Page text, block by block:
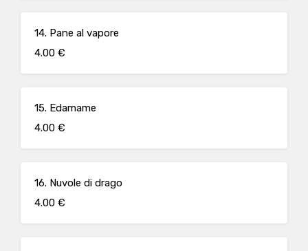
14. Pane al vapore
4.00 €
15. Edamame
4.00 €
16. Nuvole di drago
4.00 €